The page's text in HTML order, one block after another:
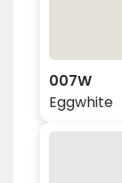
007W
Eggwhite